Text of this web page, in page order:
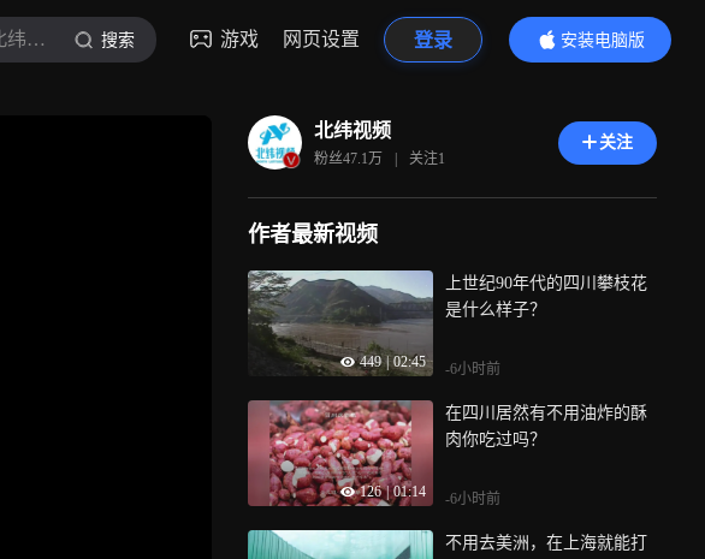
北纬视频 搜索 游戏 网页设置 登录
安装电脑版
内容更精彩
北纬视频
粉丝47.1万 | 关注1
关注
作者最新视频
449 | 02:45
上世纪90年代的四川攀枝花
是什么样子？
-6小时前
126 | 01:14
在四川居然有不用油炸的酥
肉你吃过吗？
-6小时前
不用去美洲，在上海就能打